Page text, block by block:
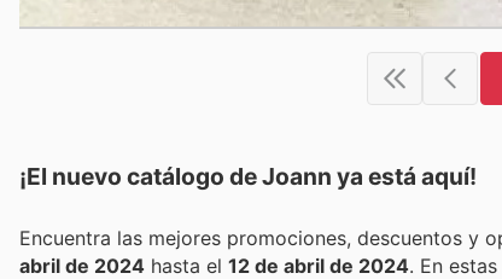
¡El nuevo catálogo deJoann ya está aquí!
abril de 2024 hasta el 12 de abril de 2024 . En estas